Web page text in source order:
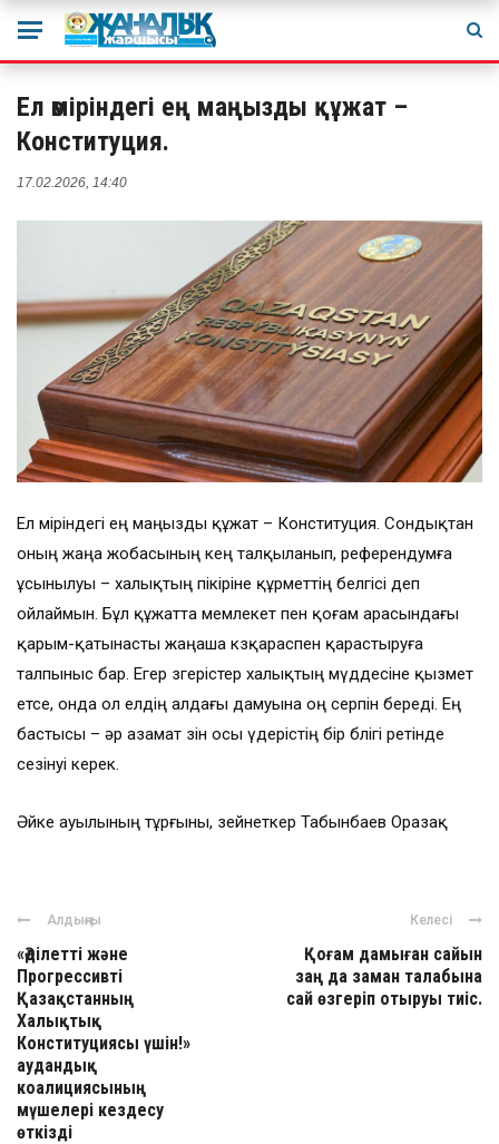
Ел өміріндегі ең маңызды құжат –
Конституция.
17.02.2026, 14:40
Ел өміріндегі ең маңызды құжат – Конституция. Сондықтан
оның жаңа жобасының кең талқыланып, референдумға
ұсынылуы – халықтың пікіріне құрметтің белгісі деп
ойлаймын. Бұл құжатта мемлекет пен қоғам арасындағы
қарым-қатынасты жаңаша көзқараспен қарастыруға
талпыныс бар. Егер өзгерістер халықтың мүддесіне қызмет
етсе, онда ол елдің алдағы дамуына оң серпін береді. Ең
бастысы – әр азамат өзін осы үдерістің бір бөлігі ретінде
сезінуі керек.
Әйке ауылының тұрғыны, зейнеткер Табынбаев Оразақ
Алдыңғы
«Әділетті және
Прогрессивті
Қазақстанның
Халықтық
Конституциясы үшін!»
аудандық
коалициясының
мүшелері кездесу
өткізді
Келесі
Қоғам дамыған сайын
заң да заман талабына
сай өзгеріп отыруы тиіс.